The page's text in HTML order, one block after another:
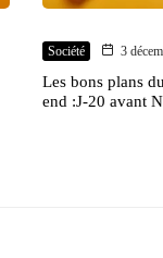
Société 3
Les bons plans
end :J-20 avant